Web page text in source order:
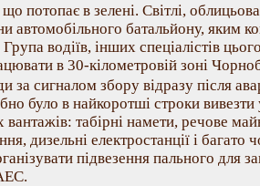
потопає в зелені. Світлі,
автомобільного батальйону, яким
водіїв, інших спеціалістів
в 30-кілометровій зоні
за сигналом збору відразу після
було в найкоротші строки вивезти
вантажів: табірні намети, речове
дизельні електростанції і багато
підвезення пального для